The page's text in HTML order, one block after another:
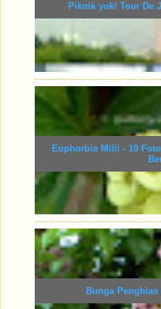
Piknik yok! Tour De
Euphorbia Milii - 10
Bunga